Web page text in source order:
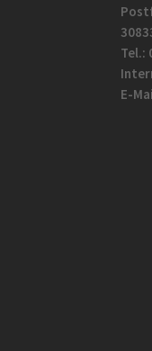
Tel.:
E-